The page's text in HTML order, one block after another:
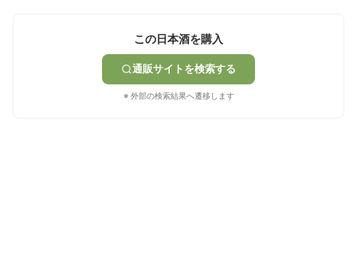
この日本酒を購入
通販サイトを検索する
※ 外部の検索結果へ遷移します